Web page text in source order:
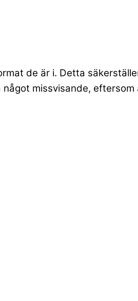
de är i. Detta
missvisande,